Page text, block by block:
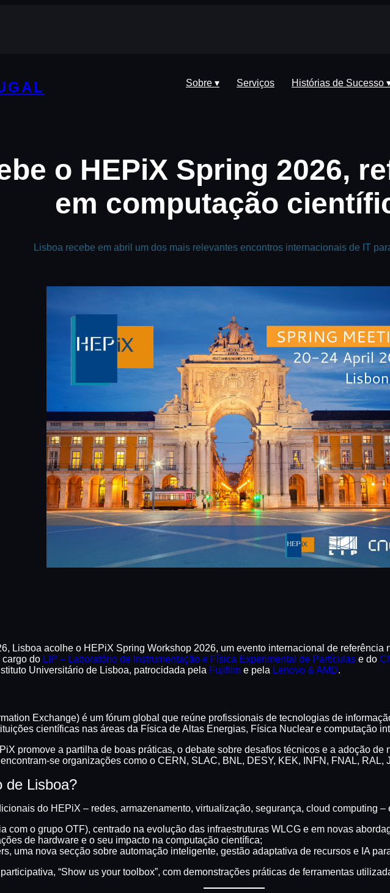
Sobre ▾ Serviços Histórias de Sucesso
o HEPiX Spring 2026,
em computação
Lisboa recebe em abril um dos mais relevantes encontros internacionais de IT
Lisboa acolhe o HEPiX Spring Workshop 2026, um evento internacional de referência
cargo do LIP – Laboratório de Instrumentação e Física Experimental de Partículas e do
Universitário de Lisboa, patrocidada pela Fujifilm e pela Lenovo & AMD.
Exchange) é um fórum global que reúne profissionais de tecnologias de
científicas nas áreas da Física de Altas Energias, Física Nuclear e computação
promove a partilha de boas práticas, o debate sobre desafios técnicos e a adoção
se organizações como o CERN, SLAC, BNL, DESY, KEK, INFN, FNAL, RAL,
de Lisboa?
do HEPiX – redes, armazenamento, virtualização, segurança, cloud computing
com o grupo OTF), centrado na evolução das infraestruturas WLCG e em novas
de hardware e o seu impacto na computação científica;
uma nova secção sobre automação inteligente, gestão adaptativa de recursos e IA
“Show us your toolbox”, com demonstrações práticas de ferramentas